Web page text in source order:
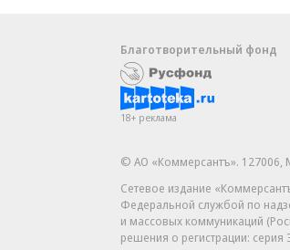
Благотворительный фонд
18+ реклама
© АО «Коммерсантъ». 127006,
Сетевое издание
Федеральной службой по
и массовых коммуникаций
решения о регистрации: серия